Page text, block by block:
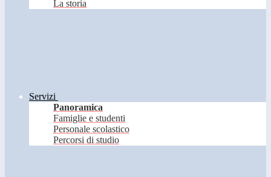
La storia
Servizi
Panoramica
Famiglie e studenti
Personale scolastico
Percorsi di studio